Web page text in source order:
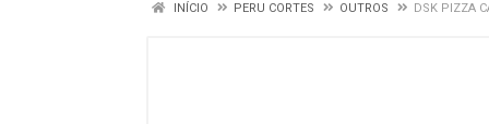
INÍCIO PERU CORTES OUTROS DSK PIZZA